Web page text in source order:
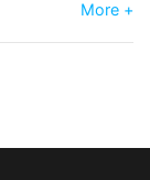
More +